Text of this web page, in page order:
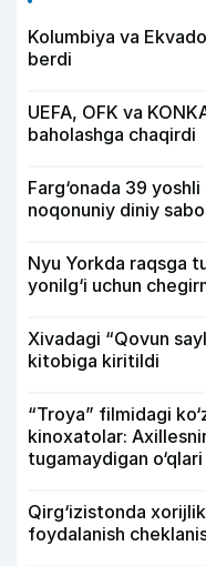
Kolumbiya va
berdi
UEFA, OFK va
baholashga chaqirdi
Farg‘onada 39
noqonuniy diniy
Nyu Yorkda raqsga
yonilg‘i uchun
Xivadagi “Qovun
kitobiga kiritildi
“Troya” filmidagi
kinoxatolar:
tugamaydigan o‘qlari
Qirg‘izistonda
foydalanish